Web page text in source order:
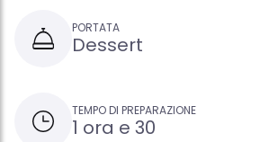
PORTATA
Dessert
TEMPO DI PREPARAZIONE
1 ora e 30